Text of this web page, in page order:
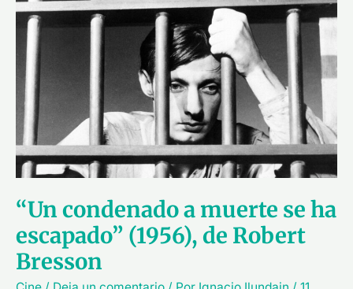
“Un condenado a muerte se ha
escapado” (1956), de Robert
Bresson
“Un
condenado
muerte
se
escapado”
(1956),
de
Robert